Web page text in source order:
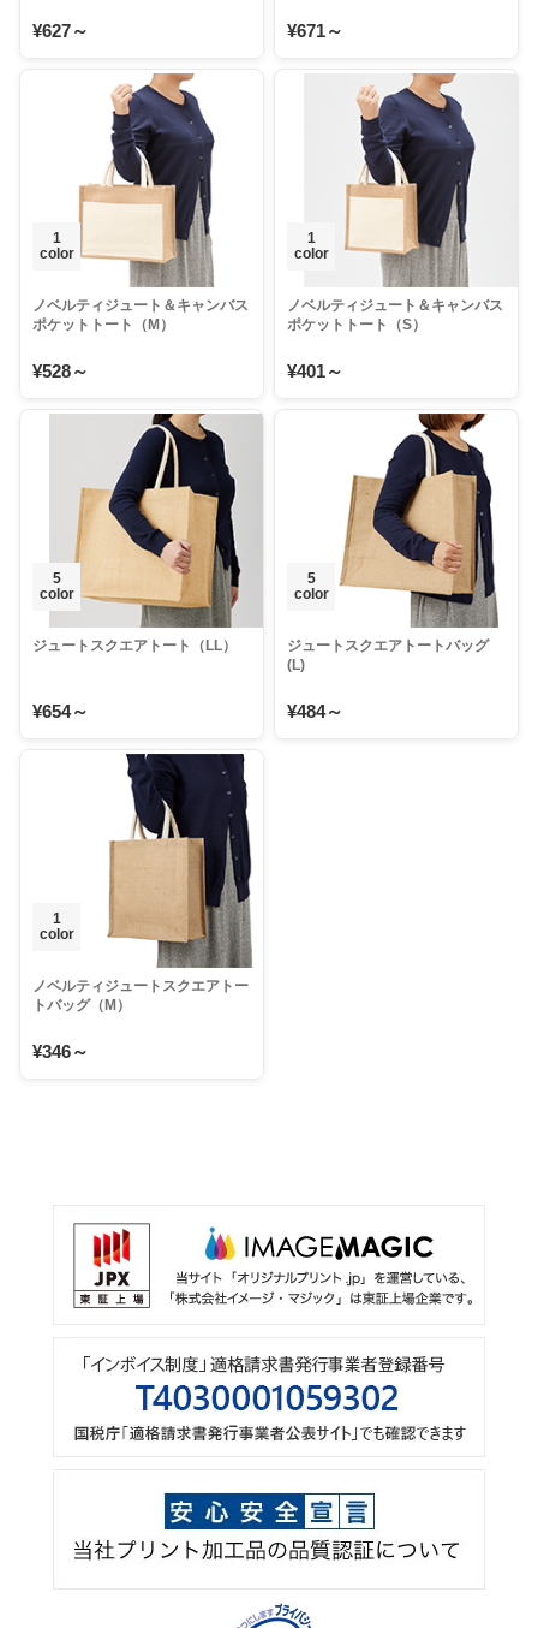
¥627～ ¥671～
1
color
ノベルティジュート＆キャンバス
ポケットトート（M）
¥528～
1
color
ノベルティジュート＆キャンバス
ポケットトート（S）
¥401～
5
color
ジュートスクエアトート（LL）
¥654～
5
color
ジュートスクエアトートバッグ
(L)
¥484～
1
color
ノベルティジュートスクエアトー
トバッグ（M）
¥346～